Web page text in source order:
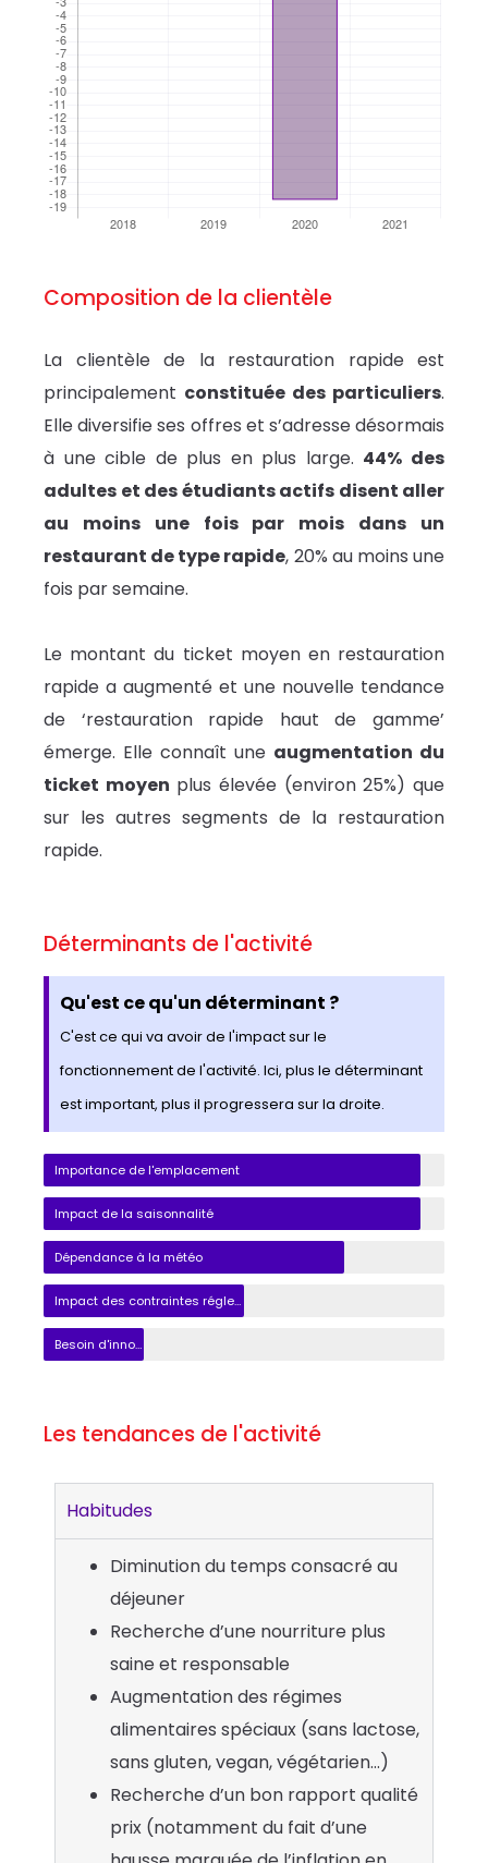
Composition de la clientèle
La clientèle de la restauration rapide est
principalement constituée des particuliers.
Elle diversifie ses offres et s’adresse désormais
à une cible de plus en plus large. 44% des
adultes et des étudiants actifs disent aller
au moins une fois par mois dans un
restaurant de type rapide, 20% au moins une
fois par semaine.
Le montant du ticket moyen en restauration
rapide a augmenté et une nouvelle tendance
de ‘restauration rapide haut de gamme’
émerge. Elle connaît une augmentation du
ticket moyen plus élevée (environ 25%) que
sur les autres segments de la restauration
rapide.
Déterminants de l'activité
Qu'est ce qu'un déterminant ?
C'est ce qui va avoir de l'impact sur le
fonctionnement de l'activité. Ici, plus le déterminant
est important, plus il progressera sur la droite.
Importance de l'emplacement
Impact de la saisonnalité
Dépendance à la météo
Impact des contraintes réglementaires
Besoin d'innovation
Les tendances de l'activité
Habitudes
Diminution du temps consacré au
déjeuner
Recherche d’une nourriture plus
saine et responsable
Augmentation des régimes
alimentaires spéciaux (sans lactose,
sans gluten, vegan, végétarien…)
Recherche d’un bon rapport qualité
prix (notamment du fait d’une